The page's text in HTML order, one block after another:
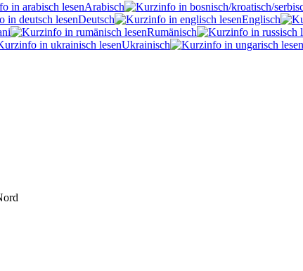
Arabisch
Deutsch Englisch
Rumänisch
Ukrainisch